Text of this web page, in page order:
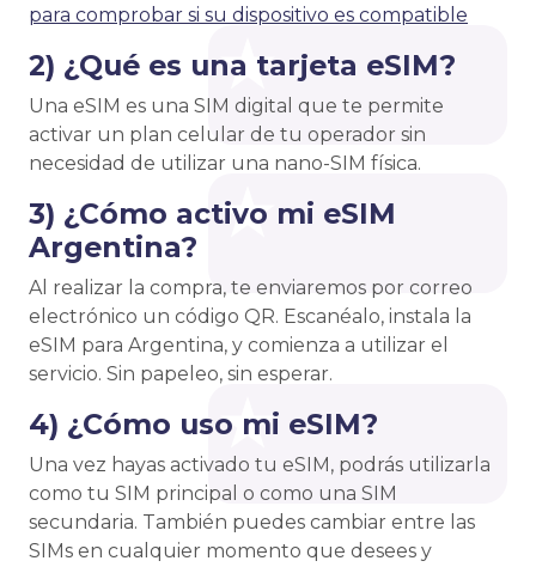
para comprobar si su dispositivo es compatible
2) ¿Qué es una tarjeta eSIM?
Una eSIM es una SIM digital que te permite
activar un plan celular de tu operador sin
necesidad de utilizar una nano-SIM física.
3) ¿Cómo activo mi eSIM
Argentina?
Al realizar la compra, te enviaremos por correo
electrónico un código QR. Escanéalo, instala la
eSIM para Argentina, y comienza a utilizar el
servicio. Sin papeleo, sin esperar.
4) ¿Cómo uso mi eSIM?
Una vez hayas activado tu eSIM, podrás utilizarla
como tu SIM principal o como una SIM
secundaria. También puedes cambiar entre las
SIMs en cualquier momento que desees y